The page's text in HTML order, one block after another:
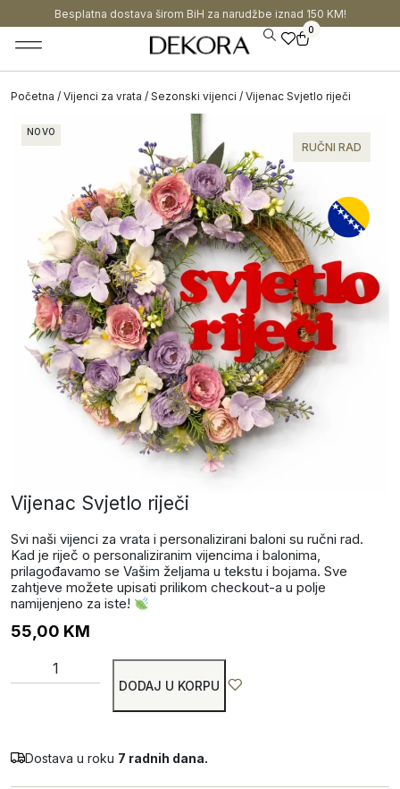
Besplatna dostava širom BiH za narudžbe iznad 150 KM!
0
Početna / Vijenci za vrata / Sezonski vijenci / Vijenac Svjetlo riječi
RUČNI RAD
NOVO
Vijenac Svjetlo riječi
Svi naši vijenci za vrata i personalizirani baloni su ručni rad.
Kad je riječ o personaliziranim vijencima i balonima,
prilagođavamo se Vašim željama u tekstu i bojama. Sve
zahtjeve možete upisati prilikom checkout-a u polje
namijenjeno za iste!
55,00 KM
DODAJ U KORPU
Dostava u roku 7 radnih dana.